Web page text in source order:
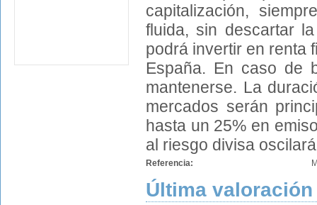
capitalización,
fluida, sin descartar
podrá invertir en renta
España. En caso de
mantenerse. La
mercados serán
hasta un 25% en
al riesgo divisa
Referencia:
Última valoración